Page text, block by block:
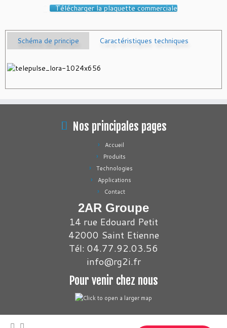
Télécharger la plaquette commerciale
Schéma de principe Caractéristiques techniques
Nos principales pages
Accueil
Produits
Technologies
Applications
Contact
2AR Groupe
14 rue Edouard Petit
42000 Saint Etienne
Tél: 04.77.92.03.56
info@rg2i.fr
Pour venir chez nous